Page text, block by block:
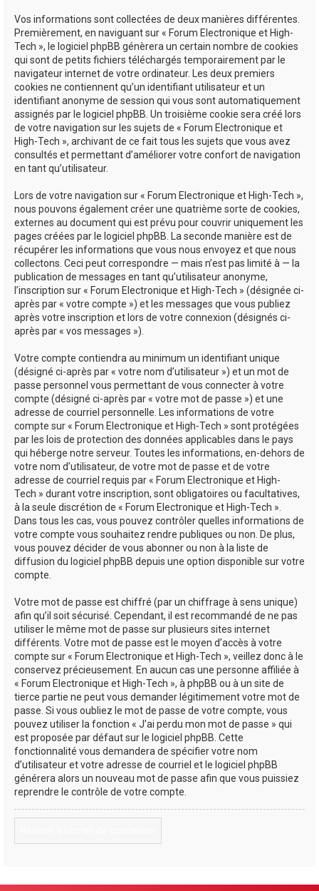
Vos informations sont collectées de deux manières différentes.
Premièrement, en naviguant sur « Forum Electronique et High-
Tech », le logiciel phpBB génèrera un certain nombre de cookies
qui sont de petits fichiers téléchargés temporairement par le
navigateur internet de votre ordinateur. Les deux premiers
cookies ne contiennent qu’un identifiant utilisateur et un
identifiant anonyme de session qui vous sont automatiquement
assignés par le logiciel phpBB. Un troisième cookie sera créé lors
de votre navigation sur les sujets de « Forum Electronique et
High-Tech », archivant de ce fait tous les sujets que vous avez
consultés et permettant d’améliorer votre confort de navigation
en tant qu’utilisateur.
Lors de votre navigation sur « Forum Electronique et High-Tech »,
nous pouvons également créer une quatrième sorte de cookies,
externes au document qui est prévu pour couvrir uniquement les
pages créées par le logiciel phpBB. La seconde manière est de
récupérer les informations que vous nous envoyez et que nous
collectons. Ceci peut correspondre — mais n’est pas limité à — la
publication de messages en tant qu’utilisateur anonyme,
l’inscription sur « Forum Electronique et High-Tech » (désignée ci-
après par « votre compte ») et les messages que vous publiez
après votre inscription et lors de votre connexion (désignés ci-
après par « vos messages »).
Votre compte contiendra au minimum un identifiant unique
(désigné ci-après par « votre nom d’utilisateur ») et un mot de
passe personnel vous permettant de vous connecter à votre
compte (désigné ci-après par « votre mot de passe ») et une
adresse de courriel personnelle. Les informations de votre
compte sur « Forum Electronique et High-Tech » sont protégées
par les lois de protection des données applicables dans le pays
qui héberge notre serveur. Toutes les informations, en-dehors de
votre nom d’utilisateur, de votre mot de passe et de votre
adresse de courriel requis par « Forum Electronique et High-
Tech » durant votre inscription, sont obligatoires ou facultatives,
à la seule discrétion de « Forum Electronique et High-Tech ».
Dans tous les cas, vous pouvez contrôler quelles informations de
votre compte vous souhaitez rendre publiques ou non. De plus,
vous pouvez décider de vous abonner ou non à la liste de
diffusion du logiciel phpBB depuis une option disponible sur votre
compte.
Votre mot de passe est chiffré (par un chiffrage à sens unique)
afin qu’il soit sécurisé. Cependant, il est recommandé de ne pas
utiliser le même mot de passe sur plusieurs sites internet
différents. Votre mot de passe est le moyen d’accès à votre
compte sur « Forum Electronique et High-Tech », veillez donc à le
conservez précieusement. En aucun cas une personne affiliée à
« Forum Electronique et High-Tech », à phpBB ou à un site de
tierce partie ne peut vous demander légitimement votre mot de
passe. Si vous oubliez le mot de passe de votre compte, vous
pouvez utiliser la fonction « J’ai perdu mon mot de passe » qui
est proposée par défaut sur le logiciel phpBB. Cette
fonctionnalité vous demandera de spécifier votre nom
d’utilisateur et votre adresse de courriel et le logiciel phpBB
générera alors un nouveau mot de passe afin que vous puissiez
reprendre le contrôle de votre compte.